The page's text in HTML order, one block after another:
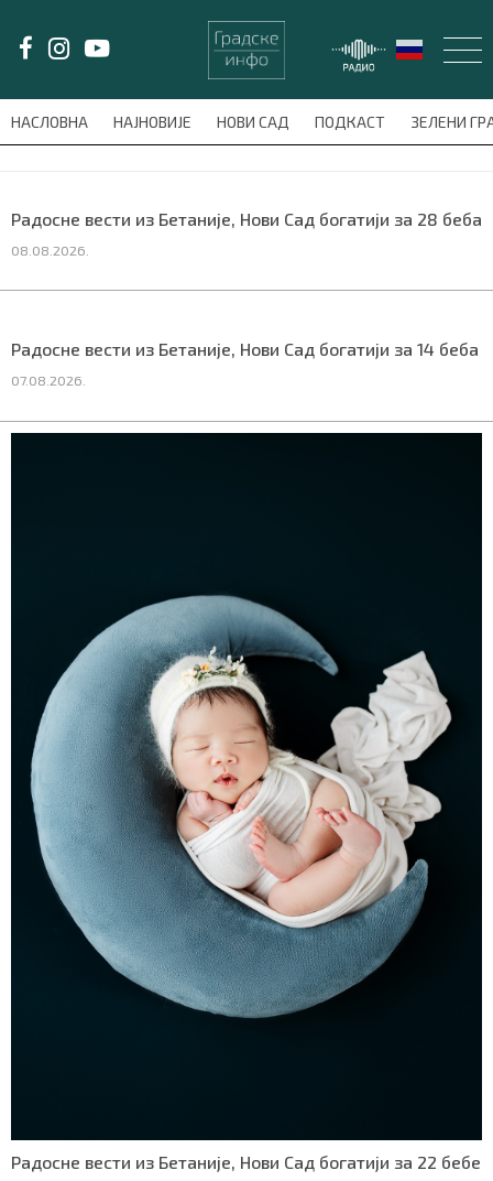
НАСЛОВНА НАЈНОВИЈЕ НОВИ САД ПОДКАСТ ЗЕЛЕНИ
meni'); $this_item = current( wp_filter_object_list(
Радосне вести из Бетаније, Нови Сад богатији за 28 беба
08.08.2026.
Радосне вести из Бетаније, Нови Сад богатији за 14 беба
07.08.2026.
Радосне вести из Бетаније, Нови Сад богатији за 22 бебе
LAT/ЋИР
НАЈНОВИЈЕ
ПОДКАСТ
ЖИВОТ И СТИЛ
СПОРТ
БИЗНИС
redakcija@gradskeinfo.rs
ПРАТИТЕ НАС
ПРЕУЗМИТЕ НАШУ АПЛИКАЦИЈУ